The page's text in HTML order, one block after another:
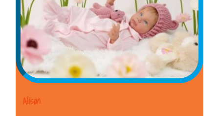
Alison